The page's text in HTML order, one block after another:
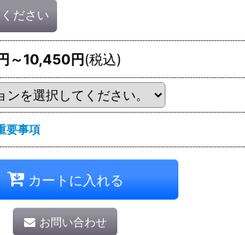
ださい
～10,450円(税込)
要事項
カートに入れる
お問い合わせ